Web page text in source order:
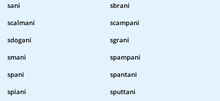
sani
sbrani
scalmani
scampani
sdogani
sgrani
smani
spampani
spani
spantani
spiani
sputtani